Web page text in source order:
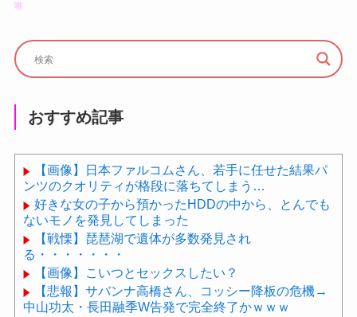
唯
おすすめ記事
【画像】日本ファルコムさん、若手に任せた結果パ
ンツのクオリティが格段に落ちてしまう…
好きな女の子から預かったHDDの中から、とんでも
ないモノを発見してしまった
【戦慄】琵琶湖で遺体が多数発見され
る・・・・・・・
【画像】こいつとセックスしたい？
【悲報】サバンナ高橋さん、コッシー降板の危機→
中山功太・長田融季W告発で完全終了かｗｗｗ